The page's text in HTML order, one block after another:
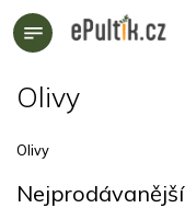
Přejít
na
Olivy
Olivy
Nejprodávanější